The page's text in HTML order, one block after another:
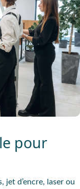
pour
d’encre, laser ou